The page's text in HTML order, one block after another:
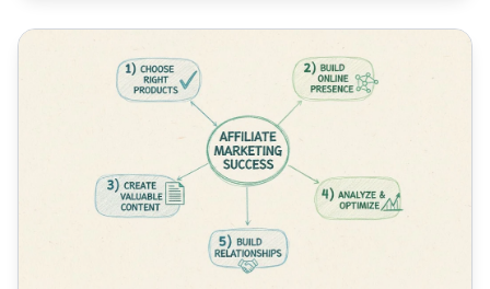
Ako dosiahnuť úspech v affiliate marketingu